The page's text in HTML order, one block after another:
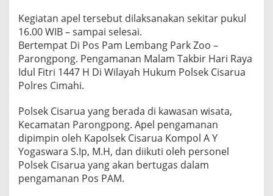
Kegiatan apel tersebut dilaksanakan sekitar pukul
16.00 WIB – sampai selesai.
Bertempat Di Pos Pam Lembang Park Zoo –
Parongpong. Pengamanan Malam Takbir Hari Raya
Idul Fitri 1447 H Di Wilayah Hukum Polsek Cisarua
Polres Cimahi.
Polsek Cisarua yang berada di kawasan wisata,
Kecamatan Parongpong. Apel pengamanan
dipimpin oleh Kapolsek Cisarua Kompol A Y
Yogaswara S.Ip, M.H, dan diikuti oleh personel
Polsek Cisarua yang akan bertugas dalam
pengamanan Pos PAM.